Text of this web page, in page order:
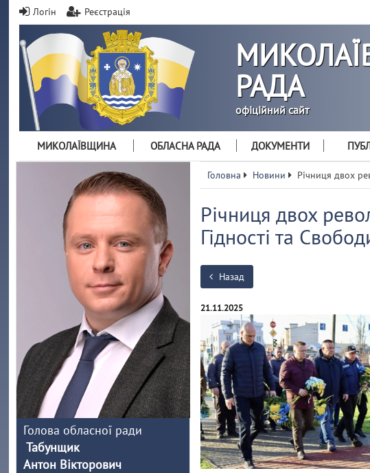
Логін Реєстрація
РАДА
офіційний сайт
МИКОЛАЇВЩИНА ОБЛАСНА РАДА ДОКУМЕНТИ
Головна Новини Річниця двох
Річниця двох
Гідності та
Назад
21.11.2025
Голова обласної ради
Табунщик
Антон Вікторович